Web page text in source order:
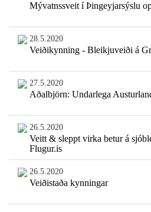
Mývatnssveit í Þingeyjarsýslu
28.5.2020
Veiðikynning - Bleikjuveiði á
27.5.2020
Aðalbjörn: Undarlega
26.5.2020
Veitt & sleppt virka betur á
Flugur.is
26.5.2020
Veiðistaða kynningar